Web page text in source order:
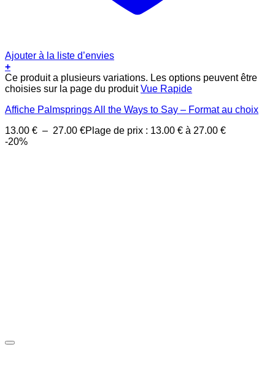
Ajouter à la liste d’envies
+
Ce produit a plusieurs variations. Les options peuvent être
choisies sur la page du produitVue Rapide
Affiche Palmsprings All the Ways to Say – Format au choix
13.00 € – 27.00 €Plage de prix : 13.00 € à 27.00 €
-20%